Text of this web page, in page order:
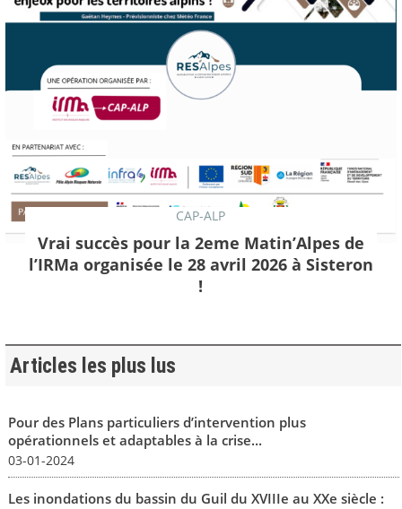
CAP-ALP
Vrai succès pour la 2eme Matin’Alpes de
l’IRMa organisée le 28 avril 2026 à Sisteron
!
Articles les plus lus
Pour des Plans particuliers d’intervention plus
opérationnels et adaptables à la crise...
03-01-2024
Les inondations du bassin du Guil du XVIIIe au XXe siècle :